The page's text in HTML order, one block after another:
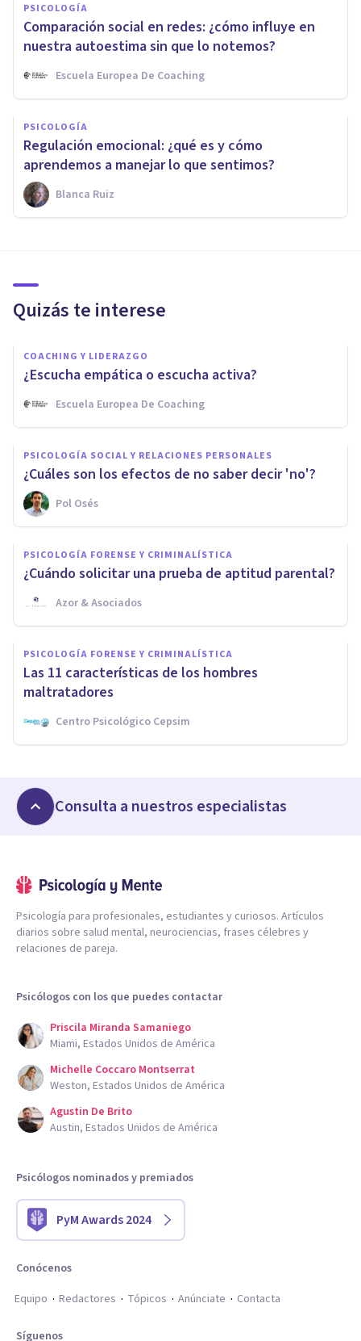
PSICOLOGÍA
Comparación social en redes: ¿cómo influye en
nuestra autoestima sin que lo notemos?
Escuela Europea De Coaching
PSICOLOGÍA
Regulación emocional: ¿qué es y cómo
aprendemos a manejar lo que sentimos?
Blanca Ruiz
Quizás te interese
COACHING Y LIDERAZGO
¿Escucha empática o escucha activa?
Escuela Europea De Coaching
PSICOLOGÍA SOCIAL Y RELACIONES PERSONALES
¿Cuáles son los efectos de no saber decir 'no'?
Pol Osés
PSICOLOGÍA FORENSE Y CRIMINALÍSTICA
¿Cuándo solicitar una prueba de aptitud parental?
Azor & Asociados
PSICOLOGÍA FORENSE Y CRIMINALÍSTICA
Las 11 características de los hombres
maltratadores
Centro Psicológico Cepsim
Consulta a nuestros especialistas
Psicología para profesionales, estudiantes y curiosos. Artículos
diarios sobre salud mental, neurociencias, frases célebres y
relaciones de pareja.
Psicólogos con los que puedes contactar
Priscila Miranda Samaniego
Miami, Estados Unidos de América
Michelle Coccaro Montserrat
Weston, Estados Unidos de América
Agustin De Brito
Austin, Estados Unidos de América
Psicólogos nominados y premiados
PyM Awards 2024
Conócenos
Equipo
Redactores Tópicos Anúnciate Contacta
Síguenos